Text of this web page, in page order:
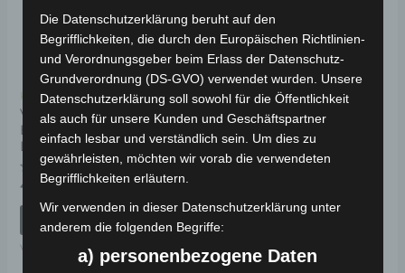
Kostenloser Versand
VISTA ABLAGE FÜR
HINTERE ARMLEHNE
LINKS
Bewertet
0
49,00€ *
IN DEN WARENKORB
VISTA
Kostenloser Versand
VISTA HINTERE
VERBINDUNGSLEISTE
FÜR
ARMLEHNENHALTER
mit
0
von
29,00
IN DEN WARENKORB
VISTA
Die Datenschutzerklärung beruht auf den
Begrifflichkeiten, die durch den Europäischen Richtlinien-
und Verordnungsgeber beim Erlass der Datenschutz-
Grundverordnung (DS-GVO) verwendet wurden. Unsere
Datenschutzerklärung soll sowohl für die Öffentlichkeit
als auch für unsere Kunden und Geschäftspartner
einfach lesbar und verständlich sein. Um dies zu
gewährleisten, möchten wir vorab die verwendeten
Begrifflichkeiten erläutern.
Wir verwenden in dieser Datenschutzerklärung unter
anderem die folgenden Begriffe:
a) personenbezogene Daten